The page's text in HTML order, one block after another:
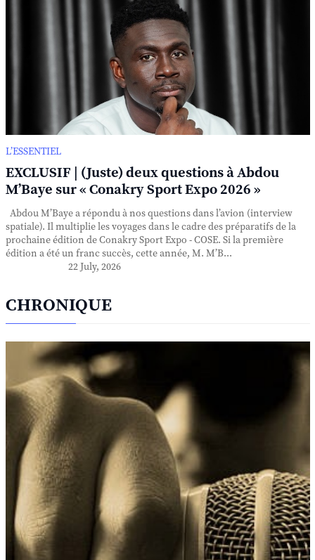
L’ESSENTIEL
EXCLUSIF | (Juste) deux questions à Abdou
M’Baye sur « Conakry Sport Expo 2026 »
Abdou M’Baye a répondu à nos questions dans l’avion (interview
spatiale). Il multiplie les voyages dans le cadre des préparatifs de la
prochaine édition de Conakry Sport Expo - COSE. Si la première
édition a été un franc succès, cette année, M. M’B...
22 July, 2026
CHRONIQUE